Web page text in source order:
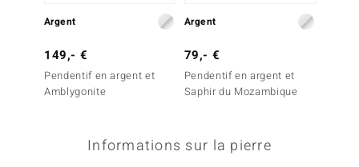
Argent
149,- €
Pendentif en argent et
Amblygonite
Argent
79,- €
Pendentif en argent et
Saphir du Mozambique
Informations sur la pierre